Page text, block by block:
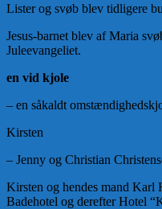
Lister og svøb blev tidligere
Jesus-barnet blev af Maria
Juleevangeliet.
en vid kjole
– en såkaldt
Kirsten
– Jenny og Christian
Kirsten og hendes mand Karl
Badehotel og derefter Hotel